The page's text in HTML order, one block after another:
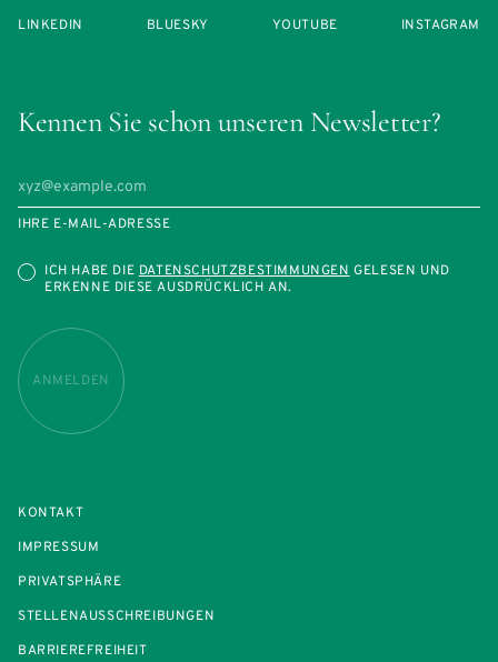
Kennen Sie schon unseren Newsletter?
IHRE E-MAIL-ADRESSE
ICH HABE DIEDATENSCHUTZBESTIMMUNGENGELESEN UND
ERKENNE DIESE AUSDRÜCKLICH AN.
ANMELDEN
LINKEDIN BLUESKY YOUTUBE INSTAGRAM
KONTAKT
IMPRESSUM
PRIVATSPHÄRE
STELLENAUSSCHREIBUNGEN
BARRIEREFREIHEIT